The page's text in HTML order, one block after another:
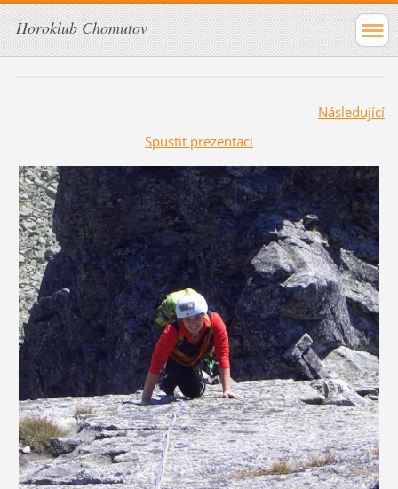
Horoklub Chomutov
Následující
Spustit prezentaci